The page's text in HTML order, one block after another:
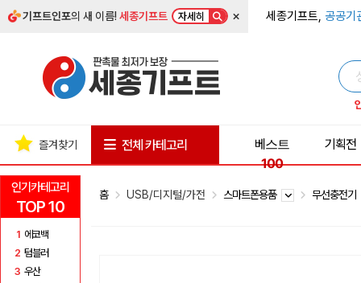
기프트인포의 새 이름!세종기프트 자세히 × 세종기프트, 공공기
인기카테고리
TOP 10
1 에코백
2 텀블러
3 우산
즐겨찾기 전체 카테고리
베스트
100
기획전
홈 USB/디지털/가전 스마트폰용품 무선충전기